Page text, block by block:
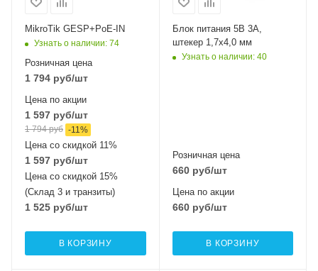
MikroTik GESP+PoE-IN
Узнать о наличии: 74
Розничная цена
1 794 руб/шт
Цена по акции
1 597 руб/шт
1 794руб -11 %
Цена со скидкой 11%
1 597 руб/шт
Цена со скидкой 15%
(Склад 3 и транзиты)
1 525 руб/шт
В КОРЗИНУ
Блок питания 5В 3А,
штекер 1,7х4,0 мм
Узнать о наличии: 40
Розничная цена
660руб/шт
Цена по акции
660руб/шт
В КОРЗИНУ